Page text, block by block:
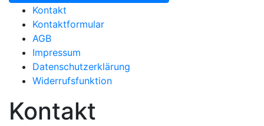
Kontakt
Kontaktformular
AGB
Impressum
Datenschutzerklärung
Widerrufsfunktion
Kontakt